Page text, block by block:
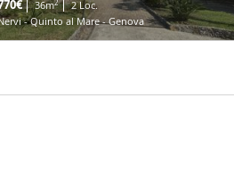
36m2
2 Loc.
- Quinto al Mare - Genova